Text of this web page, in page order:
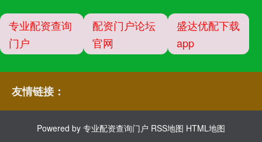
专业配资查询
门户
配资门户论坛
官网
盛达优配下载
app
友情链接：
Powered by 专业配资查询门户 RSS地图 HTML地图